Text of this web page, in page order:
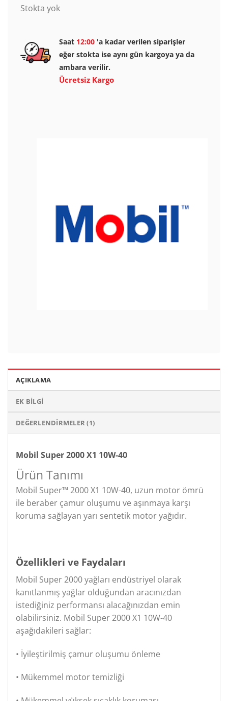
Stokta yok
Saat 12:00 'a kadar verilen siparişler
eğer stokta ise aynı gün kargoya ya da
ambara verilir.
Ücretsiz Kargo
AÇIKLAMA
EK BILGI
DEĞERLENDIRMELER (1)
Mobil Super 2000 X1 10W-40
Ürün Tanımı
Mobil Super™ 2000 X1 10W-40, uzun motor ömrü
ile beraber çamur oluşumu ve aşınmaya karşı
koruma sağlayan yarı sentetik motor yağıdır.
Özellikleri ve Faydaları
Mobil Super 2000 yağları endüstriyel olarak
kanıtlanmış yağlar olduğundan aracınızdan
istediğiniz performansı alacağınızdan emin
olabilirsiniz. Mobil Super 2000 X1 10W-40
aşağıdakileri sağlar:
• İyileştirilmiş çamur oluşumu önleme
• Mükemmel motor temizliği